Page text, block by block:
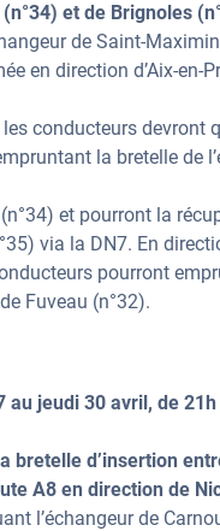
et de Brignoles
de Saint-
en direction d’Aix-en-
les conducteurs devront
la bretelle de
et pourront la
via la DN7. En
pourront
Fuveau (n°32).
au jeudi 30 avril, de 21h
bretelle d’insertion
A8 en direction de
l’échangeur de